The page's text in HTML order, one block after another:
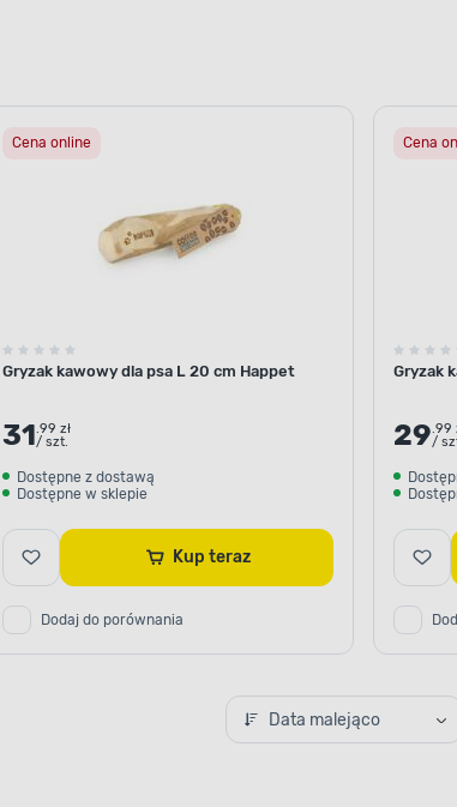
Cena online
Gryzak kawowy dla psa L 20 cm Happet
31.99 zł
/ szt.
Dostępne z dostawą
Dostępne w sklepie
Kup teraz
Dodaj do porównania
Cena
Gryzak
29.99
/
Data malejąco